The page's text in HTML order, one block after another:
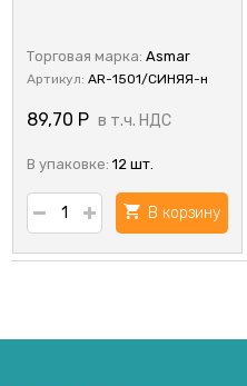
Торговая марка: Asmar
Артикул: AR-1501/СИНЯЯ-н
89,70 Р в т.ч. НДС
В упаковке: 12 шт.
В корзину